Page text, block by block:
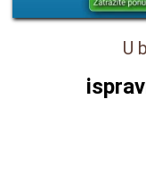
U